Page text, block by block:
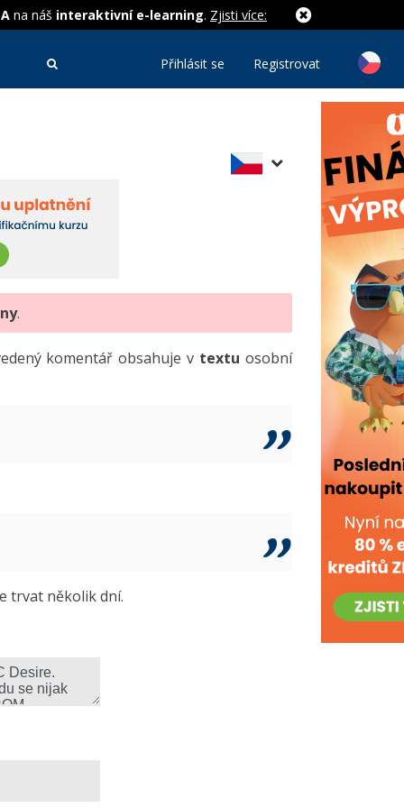
na náš interaktivní e-learning. Zjisti více:
Přihlásit se Registrovat
.
komentář obsahuje v textu osobní
trvat několik dní.